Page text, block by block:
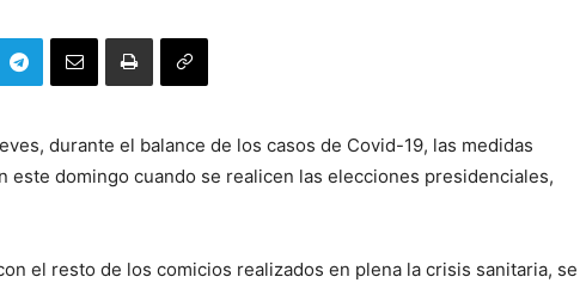
durante el balance de los casos de Covid-19, las medidas
este domingo cuando se realicen las elecciones presidenciales,
el resto de los comicios realizados en plena la crisis sanitaria, se